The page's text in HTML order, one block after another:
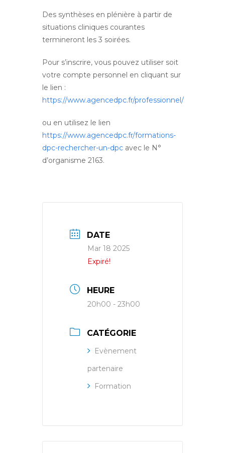
Des synthèses en plénière à partir de
situations cliniques courantes
termineront les 3 soirées.
Pour s’inscrire, vous pouvez utiliser soit
votre compte personnel en cliquant sur
le lien :
https://www.agencedpc.fr/professionnel/
ou en utilisez le lien
https://www.agencedpc.fr/formations-
dpc-rechercher-un-dpc avec le N°
d’organisme 2163.
DATE
Mar 18 2025
Expiré!
HEURE
20h00 - 23h00
CATÉGORIE
Evènement
partenaire
Formation